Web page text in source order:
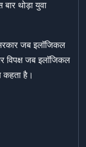
बार थोड़ा युवा
जब इलॉजिकल
विपक्ष जब इलॉजिकल
कहता है।